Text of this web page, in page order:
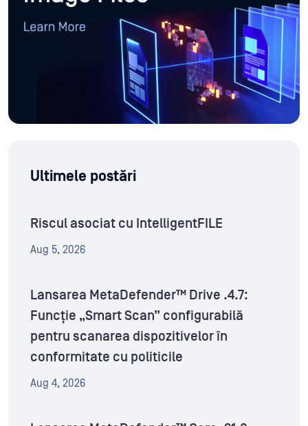
Ultimele postări
Riscul asociat cu IntelligentFILE
Aug 5, 2026
Lansarea MetaDefender™ Drive .4.7:
Funcție „Smart Scan” configurabilă
pentru scanarea dispozitivelor în
conformitate cu politicile
Aug 4, 2026